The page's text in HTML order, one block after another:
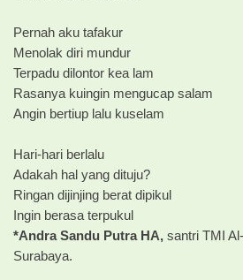
Pernah aku tafakur
Menolak diri mundur
Terpadu dilontor kea lam
Rasanya kuingin mengucap salam
Angin bertiup lalu kuselam
Hari-hari berlalu
Adakah hal yang dituju?
Ringan dijinjing berat dipikul
Ingin berasa
*Andra Sandu Putra HA, santri TMI
Surabaya.